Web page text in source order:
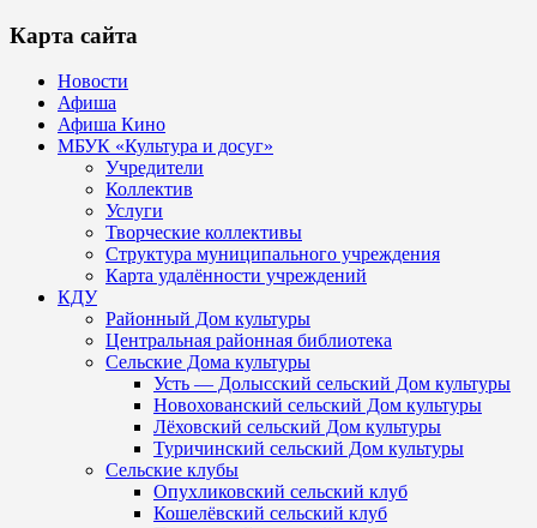
Карта сайта
Новости
Афиша
Афиша Кино
МБУК «Культура и досуг»
Учредители
Коллектив
Услуги
Творческие коллективы
Структура муниципального учреждения
Карта удалённости учреждений
КДУ
Районный Дом культуры
Центральная районная библиотека
Сельские Дома культуры
Усть — Долысский сельский Дом культуры
Новохованский сельский Дом культуры
Лёховский сельский Дом культуры
Туричинский сельский Дом культуры
Сельские клубы
Опухликовский сельский клуб
Кошелёвский сельский клуб